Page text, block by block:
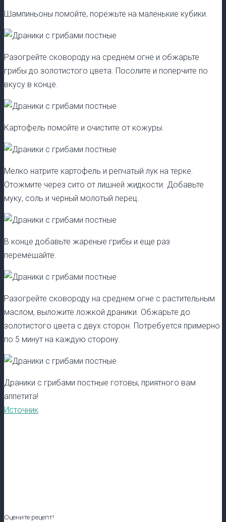
Шампиньоны помойте, порежьте на маленькие кубики.
Разогрейте сковороду на среднем огне и обжарьте
грибы до золотистого цвета. Посолите и поперчите по
вкусу в конце.
Картофель помойте и очистите от кожуры.
Мелко натрите картофель и репчатый лук на терке.
Отожмите через сито от лишней жидкости. Добавьте
муку, соль и черный молотый перец.
В конце добавьте жареные грибы и еще раз
перемешайте.
Разогрейте сковороду на среднем огне с растительным
маслом, выложите ложкой драники. Обжарьте до
золотистого цвета с двух сторон. Потребуется примерно
по 5 минут на каждую сторону.
Драники с грибами постные готовы, приятного вам
аппетита!
Источник
Оцените рецепт!